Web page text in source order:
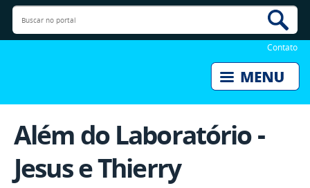
Buscar no portal
Contato
Além do Laboratório -
Jesus e Thierry